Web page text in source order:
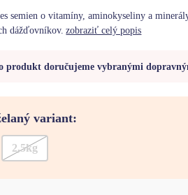
semien o vitamíny, aminokyseliny a
dážďovníkov. zobraziť celý popis
produkt doručujeme vybranými
variant:
2,5kg